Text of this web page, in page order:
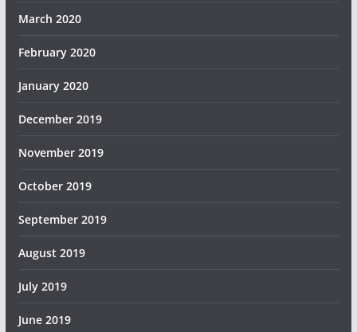
March 2020
February 2020
January 2020
December 2019
November 2019
October 2019
September 2019
August 2019
July 2019
June 2019